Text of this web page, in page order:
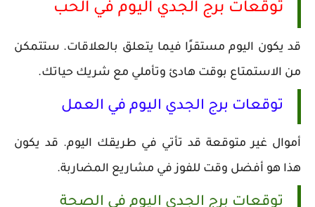
توقعات برج الجدي اليوم في الحب
قد يكون اليوم مستقرًا فيما يتعلق بالعلاقات. ستتمكن
من الاستمتاع بوقت هادئ وتأملي مع شريك حياتك.
توقعات برج الجدي اليوم في العمل
أموال غير متوقعة قد تأتي في طريقك اليوم. قد يكون
هذا هو أفضل وقت للفوز في مشاريع المضاربة.
توقعات برج الجدي اليوم في الصحة